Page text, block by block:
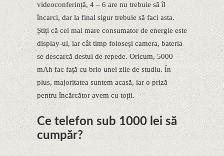
videoconferință, 4 – 6 are nu trebuie să îl
încarci, dar la final sigur trebuie să faci asta.
Știți că cel mai mare consumator de energie este
display-ul, iar cât timp foloseși camera, bateria
se descarcă destul de repede. Oricum, 5000
mAh fac față cu brio unei zile de studiu. În
plus, majoritatea suntem acasă, iar o priză
pentru încărcător avem cu toții.
Ce telefon sub 1000 lei să
cumpăr?